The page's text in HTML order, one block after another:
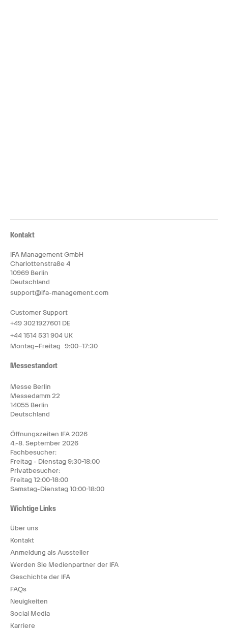
Kontakt
IFA Management GmbH
Charlottenstraße 4
10969 Berlin
Deutschland
support@ifa-management.com
Customer Support
+49 3021927601 DE
+44 1514 531 904 UK
Montag–Freitag 9:00–17:30
Messestandort
Messe Berlin
Messedamm 22
14055 Berlin
Deutschland
Öffnungszeiten IFA 2026
4.-8. September 2026
Fachbesucher:
Freitag - Dienstag 9:30-18:00
Privatbesucher:
Freitag 12:00-18:00
Samstag-Dienstag 10:00-18:00
Wichtige Links
Über uns
Kontakt
Anmeldung als Aussteller
Werden Sie Medienpartner der IFA
Geschichte der IFA
FAQs
Neuigkeiten
Social Media
Karriere